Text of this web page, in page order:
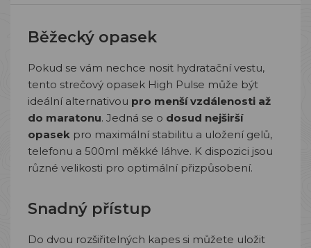
Běžecký opasek
Pokud se vám nechce nosit hydratační vestu,
tento strečový opasek High Pulse může být
ideální alternativou pro menší vzdálenosti až
do maratonu. Jedná se o dosud nejširší
opasek pro maximální stabilitu a uložení gelů,
telefonu a 500ml měkké láhve. K dispozici jsou
různé velikosti pro optimální přizpůsobení.
Snadný přístup
Do dvou rozšiřitelných kapes si můžete uložit